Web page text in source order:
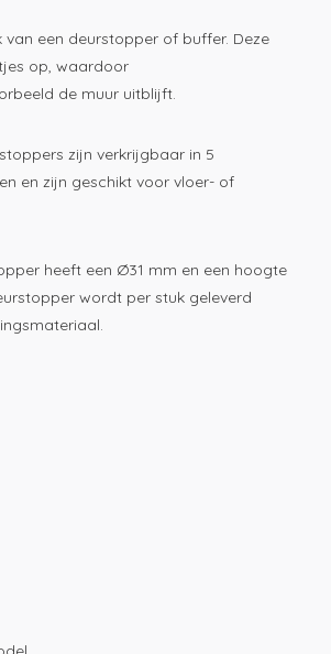
van een deurstopper of buffer. Deze
op, waardoor
de muur uitblijft.
zijn verkrijgbaar in 5
en zijn geschikt voor vloer- of
heeft een Ø31 mm en een hoogte
wordt per stuk geleverd